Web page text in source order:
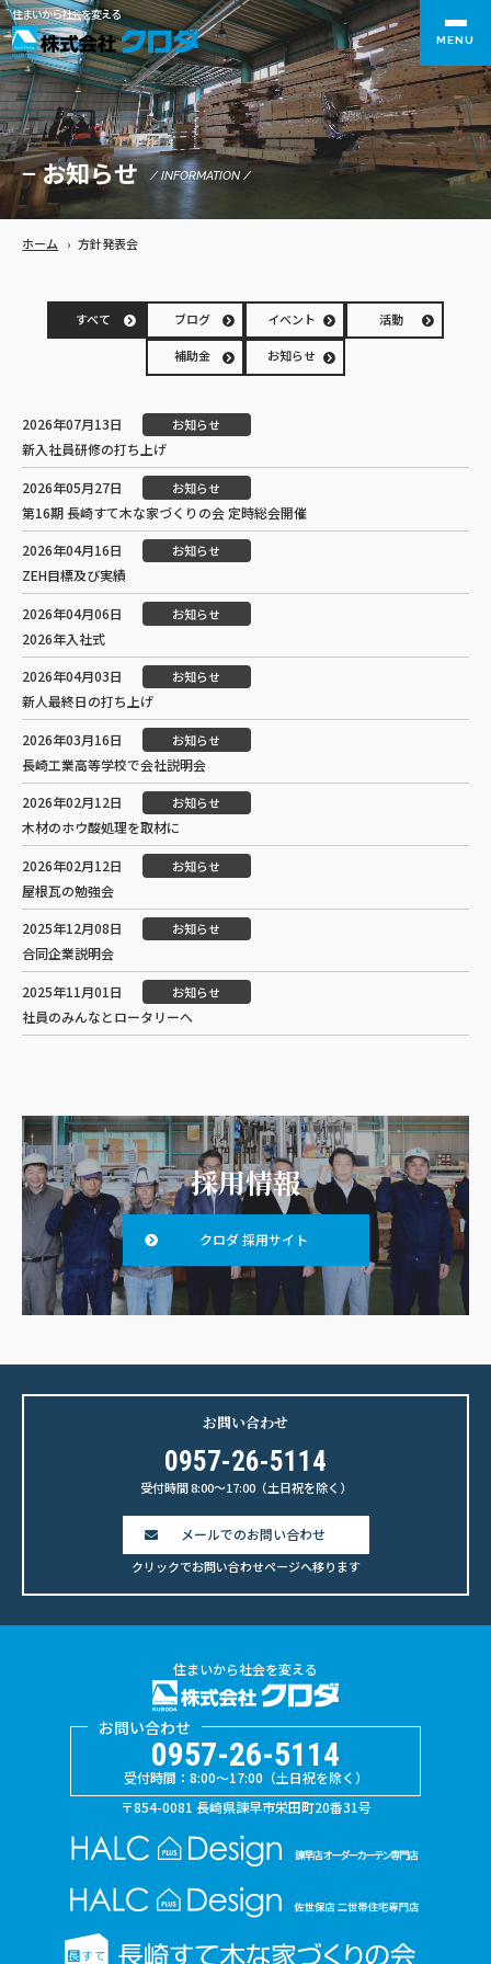
住まいから社会を変える
MENU
− お知らせ / INFORMATION /
ホーム › 方針発表会
すべて ブログ イベント 活動
補助金 お知らせ
2026年07月13日 お知らせ
新入社員研修の打ち上げ
2026年05月27日 お知らせ
第16期 長崎すて木な家づくりの会 定時総会開催
2026年04月16日 お知らせ
ZEH目標及び実績
2026年04月06日 お知らせ
2026年入社式
2026年04月03日 お知らせ
新人最終日の打ち上げ
2026年03月16日 お知らせ
長崎工業高等学校で会社説明会
2026年02月12日 お知らせ
木材のホウ酸処理を取材に
2026年02月12日 お知らせ
屋根瓦の勉強会
2025年12月08日 お知らせ
合同企業説明会
2025年11月01日 お知らせ
社員のみんなとロータリーへ
採用情報
クロダ 採用サイト
お問い合わせ
0957-26-5114
受付時間 8:00〜17:00（土日祝を除く）
メールでのお問い合わせ
クリックでお問い合わせページへ移ります
住まいから社会を変える
お問い合わせ
0957-26-5114
受付時間：8:00〜17:00（土日祝を除く）
〒854-0081 長崎県諫早市栄田町20番31号